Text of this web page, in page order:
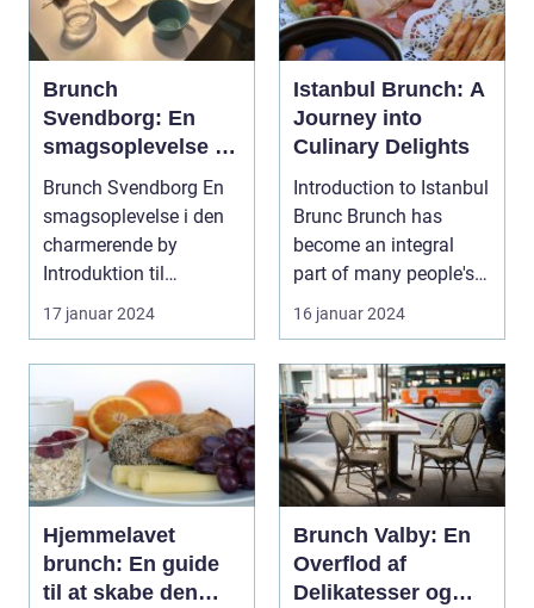
Brunch
Svendborg: En
smagsoplevelse i
den charmerende
Brunch Svendborg En
smagsoplevelse i den
charmerende by
Introduktion til
brunchkulturen i
17 januar 2024
Istanbul Brunch: A
Journey into
Culinary Delights
Introduction to Istanbul
Brunc Brunch has
become an integral
part of many people's
weekends, offerin...
16 januar 2024
Hjemmelavet
brunch: En guide
til at skabe den
Brunch Valby: En
Overflod af
Delikatesser og